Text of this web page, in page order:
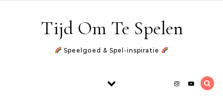
Tijd Om Te Spelen
Speelgoed & Spel-inspiratie